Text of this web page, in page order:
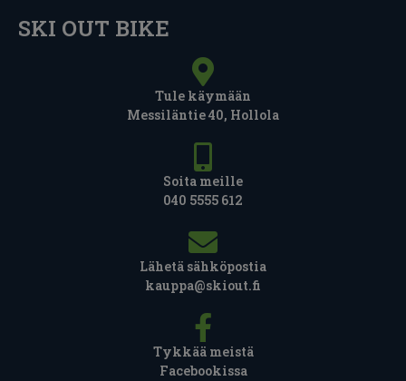
SKI OUT BIKE
Tule käymään
Messiläntie 40, Hollola
Soita meille
040 5555 612
Lähetä sähköpostia
kauppa@skiout.fi
Tykkää meistä
Facebookissa